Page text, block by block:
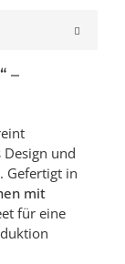
–
und
Gefertigt in
mit
für eine